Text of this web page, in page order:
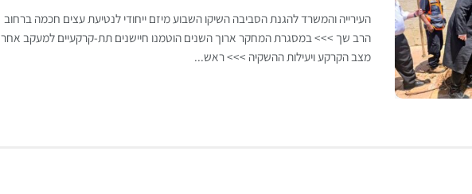
העירייה והמשרד להגנת הסביבה השיקו השבוע מיזם ייחודי לנטיעת עצים חכמה ברחוב
הרב שך >>> במסגרת המחקר ארוך השנים הוטמנו חיישנים תת-קרקעיים למעקב אחר
מצב הקרקע ויעילות ההשקיה >>> ראש...